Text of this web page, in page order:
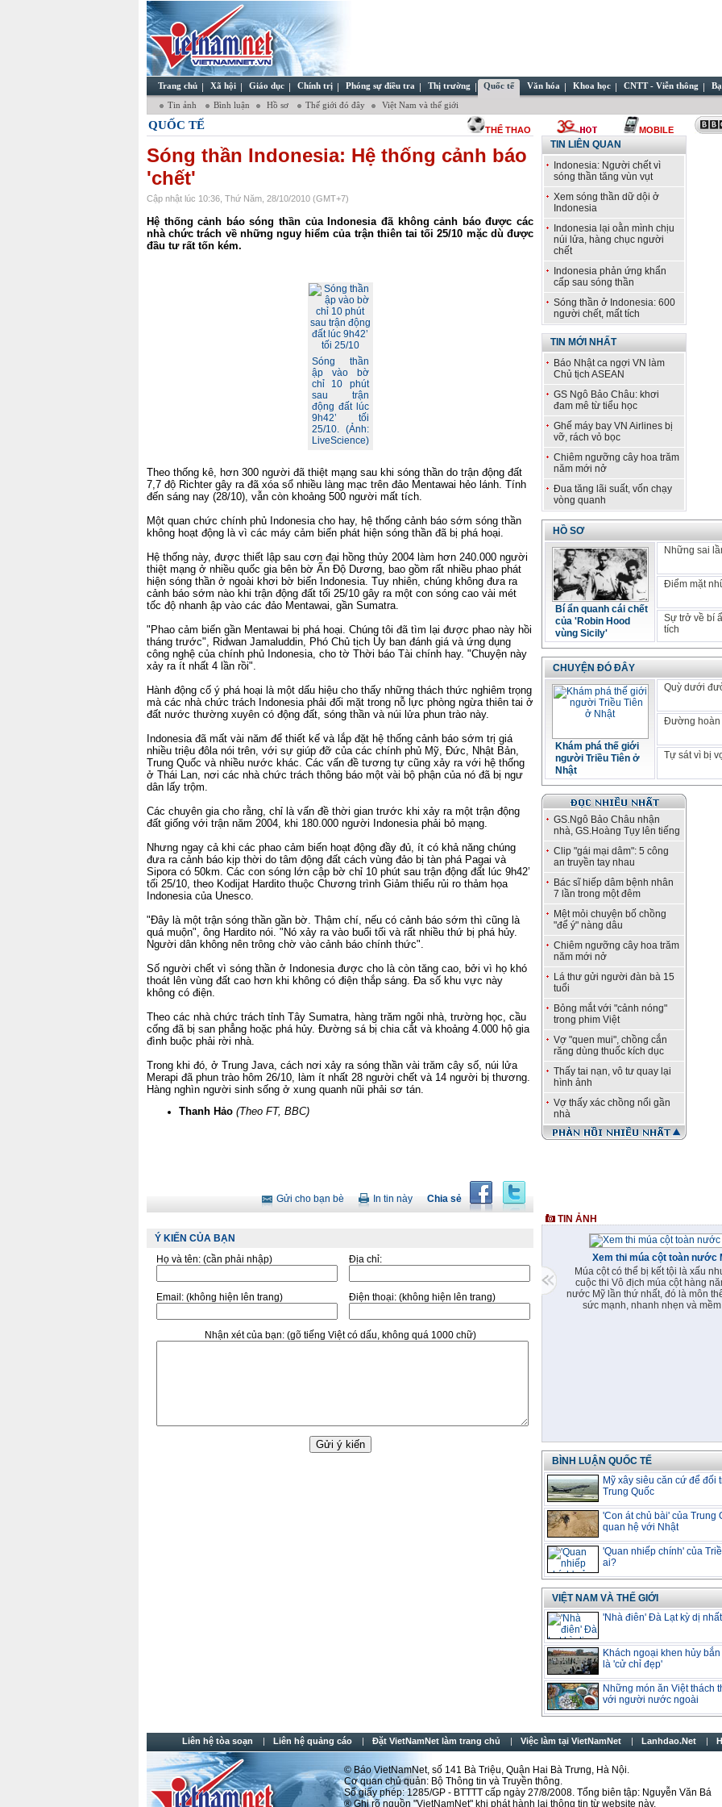
Trang chủ Xã hội Giáo dục Chính trị Phóng sự điều tra Thị trường Quốc tế Văn hóa Khoa học CNTT - Viễn thông
Tin ảnh Bình luận Hồ sơ Thế giới đó đây Việt Nam và thế giới
QUỐC TẾ THỂ THAO MOBILE
Sóng thần Indonesia: Hệ thống cảnh báo
'chết'
Cập nhật lúc 10:36, Thứ Năm, 28/10/2010 (GMT+7)
Hệ thống cảnh báo sóng thần của Indonesia đã không cảnh báo được các
nhà chức trách về những nguy hiểm của trận thiên tai tối 25/10 mặc dù được
đầu tư rất tốn kém.
Sóng thần
ập vào bờ
chỉ 10 phút
sau trận
động đất lúc
9h42’ tối
25/10. (Ảnh:
LiveScience)
Theo thống kê, hơn 300 người đã thiệt mạng sau khi sóng thần do trận động đất
7,7 độ Richter gây ra đã xóa sổ nhiều làng mạc trên đảo Mentawai hẻo lánh. Tính
đến sáng nay (28/10), vẫn còn khoảng 500 người mất tích.
Một quan chức chính phủ Indonesia cho hay, hệ thống cảnh báo sớm sóng thần
không hoạt động là vì các máy cảm biến phát hiện sóng thần đã bị phá hoại.
Hệ thống này, được thiết lập sau cơn đại hồng thủy 2004 làm hơn 240.000 người
thiệt mạng ở nhiều quốc gia bên bờ Ấn Độ Dương, bao gồm rất nhiều phao phát
hiện sóng thần ở ngoài khơi bờ biển Indonesia. Tuy nhiên, chúng không đưa ra
cảnh báo sớm nào khi trận động đất tối 25/10 gây ra một con sóng cao vài mét
tốc độ nhanh ập vào các đảo Mentawai, gần Sumatra.
"Phao cảm biến gần Mentawai bị phá hoại. Chúng tôi đã tìm lại được phao này hồi
tháng trước", Ridwan Jamaluddin, Phó Chủ tịch Ủy ban đánh giá và ứng dụng
công nghệ của chính phủ Indonesia, cho tờ Thời báo Tài chính hay. "Chuyện này
xảy ra ít nhất 4 lần rồi".
Hành động cố ý phá hoại là một dấu hiệu cho thấy những thách thức nghiêm trọng
mà các nhà chức trách Indonesia phải đối mặt trong nỗ lực phòng ngừa thiên tai ở
đất nước thường xuyên có động đất, sóng thần và núi lửa phun trào này.
Indonesia đã mất vài năm để thiết kế và lắp đặt hệ thống cảnh báo sớm trị giá
nhiều triệu đôla nói trên, với sự giúp đỡ của các chính phủ Mỹ, Đức, Nhật Bản,
Trung Quốc và nhiều nước khác. Các vấn đề tương tự cũng xảy ra với hệ thống
ở Thái Lan, nơi các nhà chức trách thông báo một vài bộ phận của nó đã bị ngư
dân lấy trộm.
Các chuyên gia cho rằng, chỉ là vấn đề thời gian trước khi xảy ra một trận động
đất giống với trận năm 2004, khi 180.000 người Indonesia phải bỏ mạng.
Nhưng ngay cả khi các phao cảm biến hoạt động đầy đủ, ít có khả năng chúng
đưa ra cảnh báo kịp thời do tâm động đất cách vùng đảo bị tàn phá Pagai và
Sipora có 50km. Các con sóng lớn cập bờ chỉ 10 phút sau trận động đất lúc 9h42’
tối 25/10, theo Kodijat Hardito thuộc Chương trình Giảm thiểu rủi ro thảm họa
Indonesia của Unesco.
"Đây là một trận sóng thần gần bờ. Thậm chí, nếu có cảnh báo sớm thì cũng là
quá muộn", ông Hardito nói. "Nó xảy ra vào buổi tối và rất nhiều thứ bị phá hủy.
Người dân không nên trông chờ vào cảnh báo chính thức".
Số người chết vì sóng thần ở Indonesia được cho là còn tăng cao, bởi vì họ khó
thoát lên vùng đất cao hơn khi không có điện thắp sáng. Đa số khu vực này
không có điện.
Theo các nhà chức trách tỉnh Tây Sumatra, hàng trăm ngôi nhà, trường học, cầu
cống đã bị san phẳng hoặc phá hủy. Đường sá bị chia cắt và khoảng 4.000 hộ gia
đình buộc phải rời nhà.
Trong khi đó, ở Trung Java, cách nơi xảy ra sóng thần vài trăm cây số, núi lửa
Merapi đã phun trào hôm 26/10, làm ít nhất 28 người chết và 14 người bị thương.
Hàng nghìn người sinh sống ở xung quanh nũi phải sơ tán.
Thanh Hảo (Theo FT, BBC)
Chia sẻ
In tin này
Gửi cho bạn bè
Ý KIẾN CỦA BẠN
Họ và tên: (cần phải nhập) Địa chỉ:
Email: (không hiện lên trang) Điện thoại: (không hiện lên trang)
Nhận xét của bạn: (gõ tiếng Việt có dấu, không quá 1000 chữ)
TIN LIÊN QUAN
Indonesia: Người chết vì
sóng thần tăng vùn vụt
Xem sóng thần dữ dội ở
Indonesia
Indonesia lại oằn mình chịu
núi lửa, hàng chục người
chết
Indonesia phản ứng khẩn
cấp sau sóng thần
Sóng thần ở Indonesia: 600
người chết, mất tích
TIN MỚI NHẤT
Báo Nhật ca ngợi VN làm
Chủ tịch ASEAN
GS Ngô Bảo Châu: khơi
đam mê từ tiểu học
Ghế máy bay VN Airlines bị
vỡ, rách vỏ bọc
Chiêm ngưỡng cây hoa trăm
năm mới nở
Đua tăng lãi suất, vốn chạy
vòng quanh
HỒ SƠ
Bí ẩn quanh cái chết
của 'Robin Hood
vùng Sicily'
Những sai
Điểm mặt
Sự trở về bí
tích
CHUYỆN ĐÓ ĐÂY
Khám phá thế giới
người Triều Tiên ở
Nhật
Quỳ dưới
Đường hoàn
Tự sát vì bị
GS.Ngô Bảo Châu nhận
nhà, GS.Hoàng Tụy lên tiếng
Clip "gái mại dâm": 5 công
an truyền tay nhau
Bác sĩ hiếp dâm bệnh nhân
7 lần trong một đêm
Mệt mỏi chuyện bố chồng
"để ý" nàng dâu
Chiêm ngưỡng cây hoa trăm
năm mới nở
Lá thư gửi người đàn bà 15
tuổi
Bỏng mắt với "cảnh nóng"
trong phim Việt
Vợ "quen mui", chồng cắn
răng dùng thuốc kích dục
Thấy tai nạn, vô tư quay lại
hình ảnh
Vợ thấy xác chồng nổi gần
nhà
TIN ẢNH
Xem thi múa cột toàn nước
Múa cột có thể bị kết tội là xấu
cuộc thi Vô địch múa cột hàng
nước Mỹ lần thứ nhất, đó là môn
sức mạnh, nhanh nhẹn và
BÌNH LUẬN QUỐC TẾ
Mỹ xây siêu căn cứ để đối
Trung Quốc
'Con át chủ bài' của Trung
quan hệ với Nhật
'Quan nhiếp chính' của
ai?
VIỆT NAM VÀ THẾ GIỚI
'Nhà điên' Đà Lạt kỳ dị
Khách ngoại khen hủy
là 'cử chỉ đẹp'
Những món ăn Việt thách
với người nước ngoài
Liên hệ tòa soạn Liên hệ quảng cáo Đặt VietNamNet làm trang chủ Việc làm tại VietNamNet Lanhdao.Net
© Báo VietNamNet, số 141 Bà Triệu, Quận Hai Bà Trưng, Hà Nội.
Cơ quan chủ quản: Bộ Thông tin và Truyền thông.
Số giấy phép: 1285/GP - BTTTT cấp ngày 27/8/2008. Tổng biên tập: Nguyễn Văn Bá
® Ghi rõ nguồn "VietNamNet" khi phát hành lại thông tin từ website này.